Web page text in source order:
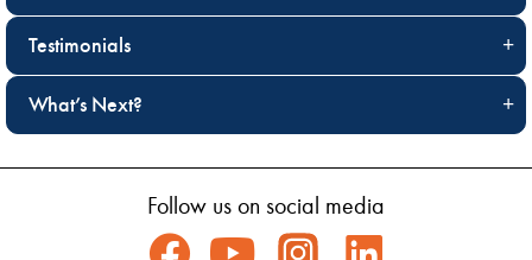
Testimonials
What’s Next?
Follow us on social media